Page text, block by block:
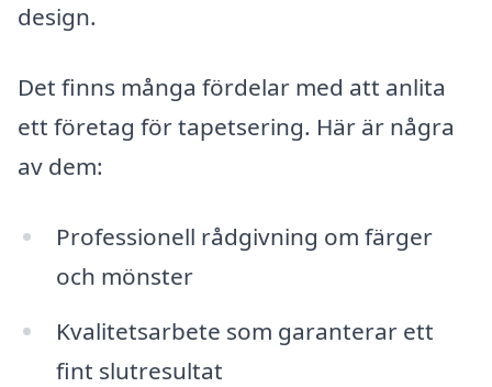
design.
Det finns många fördelar med att anlita
ett företag för tapetsering. Här är några
av dem:
Professionell rådgivning om färger
och mönster
Kvalitetsarbete som garanterar ett
fint slutresultat